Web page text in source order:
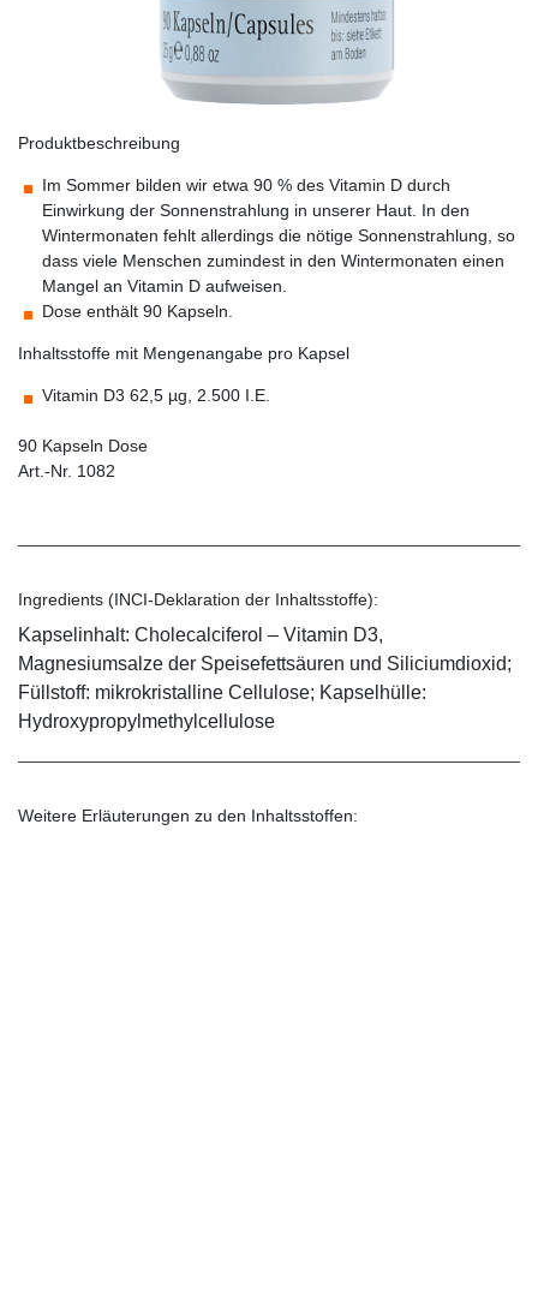
Produktbeschreibung
Im Sommer bilden wir etwa 90 % des Vitamin D durch
Einwirkung der Sonnenstrahlung in unserer Haut. In den
Wintermonaten fehlt allerdings die nötige Sonnenstrahlung, so
dass viele Menschen zumindest in den Wintermonaten einen
Mangel an Vitamin D aufweisen.
Dose enthält 90 Kapseln.
Inhaltsstoffe mit Mengenangabe pro Kapsel
Vitamin D3 62,5 µg, 2.500 I.E.
90 Kapseln Dose
Art.-Nr. 1082
Ingredients (INCI-Deklaration der Inhaltsstoffe):
Kapselinhalt: Cholecalciferol – Vitamin D3,
Magnesiumsalze der Speisefettsäuren und Siliciumdioxid;
Füllstoff: mikrokristalline Cellulose; Kapselhülle:
Hydroxypropylmethylcellulose
Weitere Erläuterungen zu den Inhaltsstoffen: